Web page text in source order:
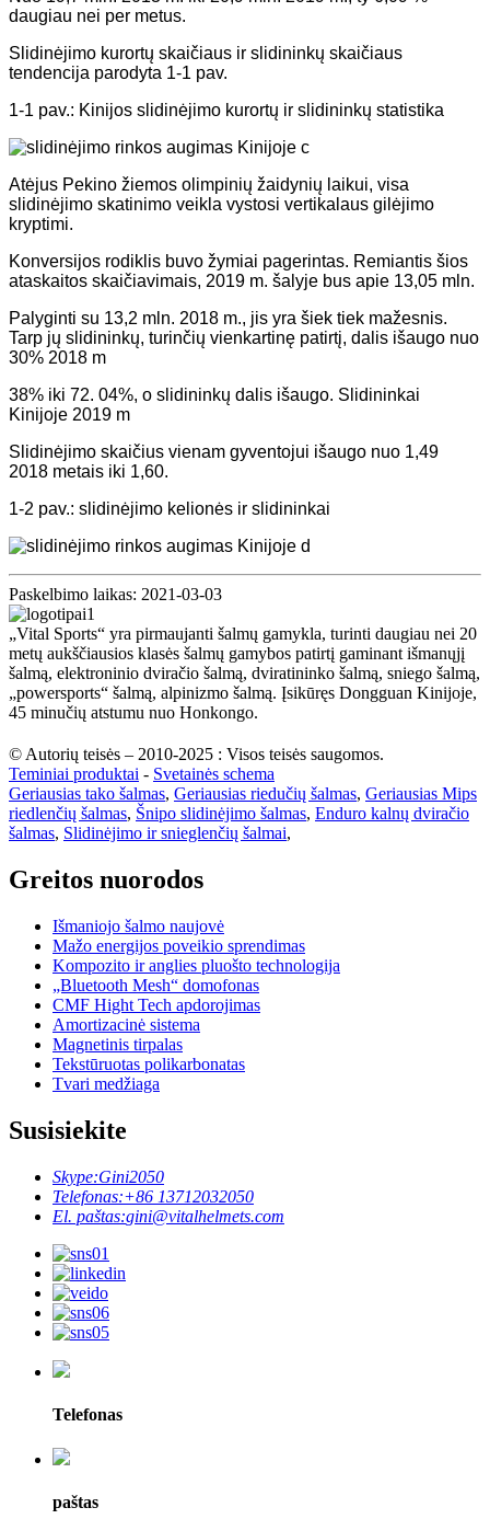
daugiau nei per metus.
Slidinėjimo kurortų skaičiaus ir slidininkų skaičiaus
tendencija parodyta 1-1 pav.
1-1 pav.: Kinijos slidinėjimo kurortų ir slidininkų statistika
Atėjus Pekino žiemos olimpinių žaidynių laikui, visa
slidinėjimo skatinimo veikla vystosi vertikalaus gilėjimo
kryptimi.
Konversijos rodiklis buvo žymiai pagerintas. Remiantis šios
ataskaitos skaičiavimais, 2019 m. šalyje bus apie 13,05 mln.
Palyginti su 13,2 mln. 2018 m., jis yra šiek tiek mažesnis.
Tarp jų slidininkų, turinčių vienkartinę patirtį, dalis išaugo nuo
30% 2018 m
38% iki 72. 04%, o slidininkų dalis išaugo. Slidininkai
Kinijoje 2019 m
Slidinėjimo skaičius vienam gyventojui išaugo nuo 1,49
2018 metais iki 1,60.
1-2 pav.: slidinėjimo kelionės ir slidininkai
Paskelbimo laikas: 2021-03-03
„Vital Sports“ yra pirmaujanti šalmų gamykla, turinti daugiau nei 20
metų aukščiausios klasės šalmų gamybos patirtį gaminant išmanųjį
šalmą, elektroninio dviračio šalmą, dviratininko šalmą, sniego šalmą,
„powersports“ šalmą, alpinizmo šalmą. Įsikūręs Dongguan Kinijoje,
45 minučių atstumu nuo Honkongo.
© Autorių teisės – 2010-2025 : Visos teisės saugomos.
Teminiai produktai - Svetainės schema
Geriausias tako šalmas, Geriausias riedučių šalmas, Geriausias Mips
riedlenčių šalmas, Šnipo slidinėjimo šalmas, Enduro kalnų dviračio
šalmas, Slidinėjimo ir snieglenčių šalmai,
Greitos nuorodos
Išmaniojo šalmo naujovė
Mažo energijos poveikio sprendimas
Kompozito ir anglies pluošto technologija
„Bluetooth Mesh“ domofonas
CMF Hight Tech apdorojimas
Amortizacinė sistema
Magnetinis tirpalas
Tekstūruotas polikarbonatas
Tvari medžiaga
Susisiekite
Skype:Gini2050
Telefonas:+86 13712032050
El. paštas:gini@vitalhelmets.com
Telefonas
paštas